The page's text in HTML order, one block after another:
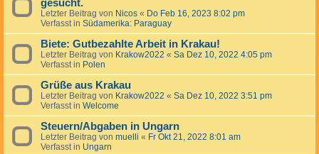
gesucht.
Letzter Beitrag von Nicos « Do Feb 16, 2023 8:02 pm
Verfasst in Südamerika: Paraguay
Biete: Gutbezahlte Arbeit in Krakau!
Letzter Beitrag von Krakow2022 « Sa Dez 10, 2022 4:05 pm
Verfasst in Polen
Grüße aus Krakau
Letzter Beitrag von Krakow2022 « Sa Dez 10, 2022 3:51 pm
Verfasst in Welcome
Steuern/Abgaben in Ungarn
Letzter Beitrag von muelli « Fr Okt 21, 2022 8:01 am
Verfasst in Ungarn